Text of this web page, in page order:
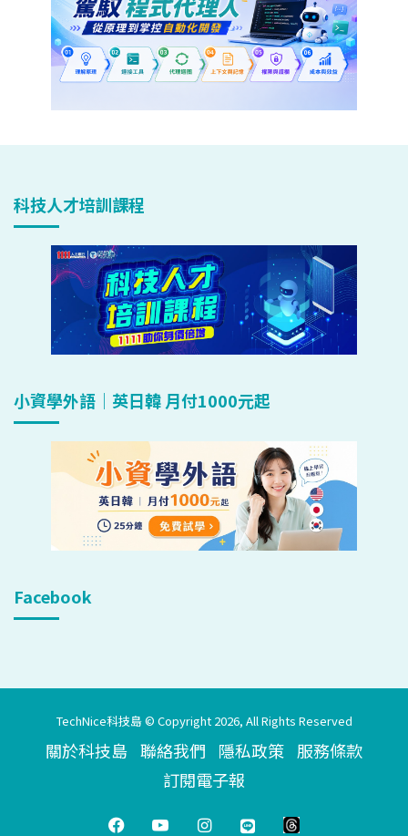
科技人才培訓課程
小資學外語｜英日韓 月付1000元起
Facebook
TechNice科技島 © Copyright 2026, All Rights Reserved
關於科技島 聯絡我們 隱私政策 服務條款
訂閱電子報